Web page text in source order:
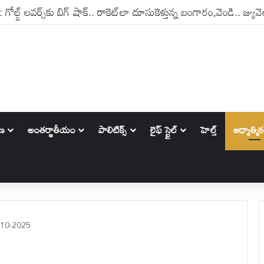
అంతర్జాతీయం పాలిటిక్స్‌ లైఫ్ స్టైల్ హెల్త్
2025